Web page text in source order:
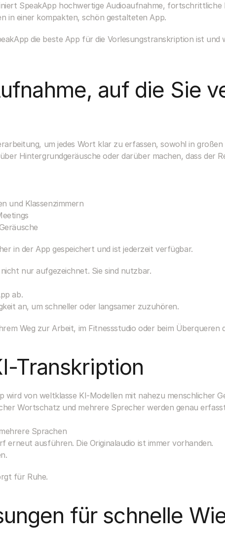
SpeakApp hochwertige Audioaufnahme,
in einer kompakten, schön gestalteten App.
die beste App für die Vorlesungstranskription ist und
auf die Sie
um jedes Wort klar zu erfassen, sowohl in großen
Hintergrundgeräusche oder darüber machen, dass der
und Klassenzimmern
in der App gespeichert und ist jederzeit verfügbar.
nur aufgezeichnet. Sie sind nutzbar.
ab.
an, um schneller oder langsamer zuzuhören.
Weg zur Arbeit, im Fitnessstudio oder beim Überqueren
Transkription
wird von weltklasse KI-Modellen mit nahezu menschlicher
Wortschatz und mehrere Sprecher werden genau
Sprachen
erneut ausführen. Die Originalaudio ist immer vorhanden.
für Ruhe.
für schnelle